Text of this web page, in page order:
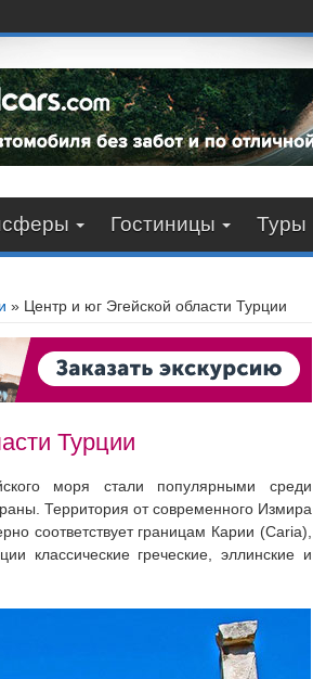
Гостиницы Туры
» Центр и юг Эгейской области Турции
Турции
моря стали популярными среди
Территория от современного Измира
соответствует границам Карии (Caria),
классические греческие, эллинские и